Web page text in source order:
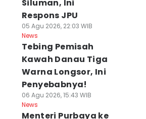
Siluman, Ini
Respons JPU
05 Agu 2026, 22:03 WIB
News
Tebing Pemisah
Kawah Danau Tiga
Warna Longsor, Ini
Penyebabnya!
06 Agu 2026, 15:43 WIB
News
Menteri Purbaya ke